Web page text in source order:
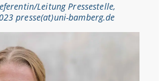
Leitung Pressestelle,
presse(at)uni-bamberg.de